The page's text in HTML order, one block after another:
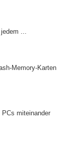
...
Memory-Karten
miteinander